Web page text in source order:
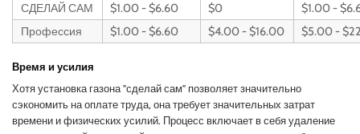
СДЕЛАЙ САМ
$1.00 - $6.60 $0
$1.00 -
Профессия
$1.00 - $6.60 $4.00 - $16.00 $5.00 -
Время и усилия
Хотя установка газона "сделай сам" позволяет значительно
сэкономить на оплате труда, она требует значительных затрат
времени и физических усилий. Процесс включает в себя удаление